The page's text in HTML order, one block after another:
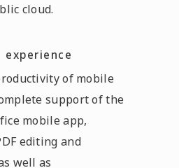
cloud.
experience
of mobile
support of the
mobile app,
editing and
well as